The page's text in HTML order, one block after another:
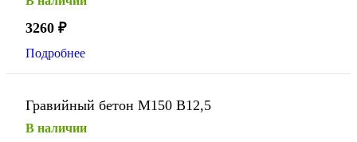
3260 ₽
Подробнее
Гравийный бетон М150 В12,5
В наличии